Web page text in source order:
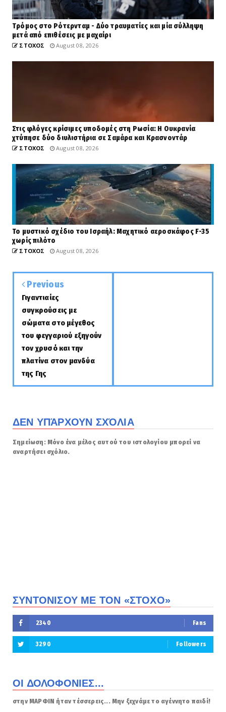
Tρόμος στο Ρότερνταμ - Δύο τραυματίες και μία σύλληψη
μετά από επιθέσεις με μαχαίρι
ΣΤΟΧΟΣ August 08, 2026
Στις φλόγες κρίσιμες υποδομές στη Ρωσία: Η Ουκρανία
χτύπησε δύο διυλιστήρια σε Σαμάρα και Κρασνοντάρ
ΣΤΟΧΟΣ August 08, 2026
Το μυστικό σχέδιο του Ισραήλ: Μαχητικό αεροσκάφος F-35
χωρίς πιλότο
ΣΤΟΧΟΣ August 08, 2026
Previous
Γιγαντιαίες
συγκρούσεις με
σώματα στο μέγεθος
του φεγγαριού εξηγούν
τον χρυσό και την
πλατίνα στον μανδύα
της Γης
ΔΕΝ ΥΠΆΡΧΟΥΝ ΣΧΌΛΙΑ
Σημείωση: Μόνο ένα μέλος αυτού του ιστολογίου μπορεί να
αναρτήσει σχόλιο.
ΣΥΝΤΟΝΙΣΟΥ ΜΕ ΤΟΝ «ΣΤΟΧΟ»
2340 Fans
3290 Followers
ΟΙ ΔΟΛΟΦΟΝΙΕΣ...
στην ΜΑΡΦΙΝ ήταν τέσσερεις... Μην ξεχνάμε το αγέννητο παιδί!